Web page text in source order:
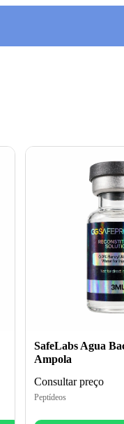
SafeLabs Agua
Ampola
Consultar preço
Peptídeos